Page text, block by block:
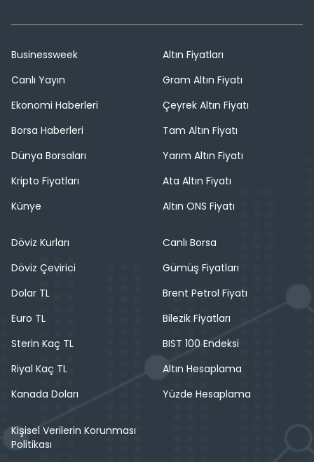
Businessweek
Canlı Yayın
Ekonomi Haberleri
Borsa Haberleri
Dünya Borsaları
Kripto Fiyatları
Künye
Altın Fiyatları
Gram Altın Fiyatı
Çeyrek Altın Fiyatı
Tam Altın Fiyatı
Yarım Altın Fiyatı
Ata Altın Fiyatı
Altın ONS Fiyatı
Döviz Kurları
Döviz Çevirici
Dolar TL
Euro TL
Sterin Kaç TL
Riyal Kaç TL
Kanada Doları
Canlı Borsa
Gümüş Fiyatları
Brent Petrol Fiyatı
Bilezik Fiyatları
BIST 100 Endeksi
Altın Hesaplama
Yüzde Hesaplama
Kişisel Verilerin Korunması
Politikası